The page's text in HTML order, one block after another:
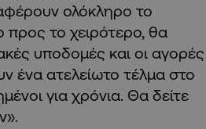
ολόκληρο το
προς το χειρότερο, θα
υποδομές και οι αγορές
ένα ατελείωτο τέλμα στο
για χρόνια. Θα δείτε